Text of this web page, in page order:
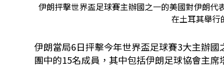
伊朗抨擊世界盃足球賽主辦國之一的美國對伊朗
在土耳其舉行
伊朗當局6日抨擊今年世界盃足球賽3大主辦
團中的15名成員，其中包括伊朗足球協會主席